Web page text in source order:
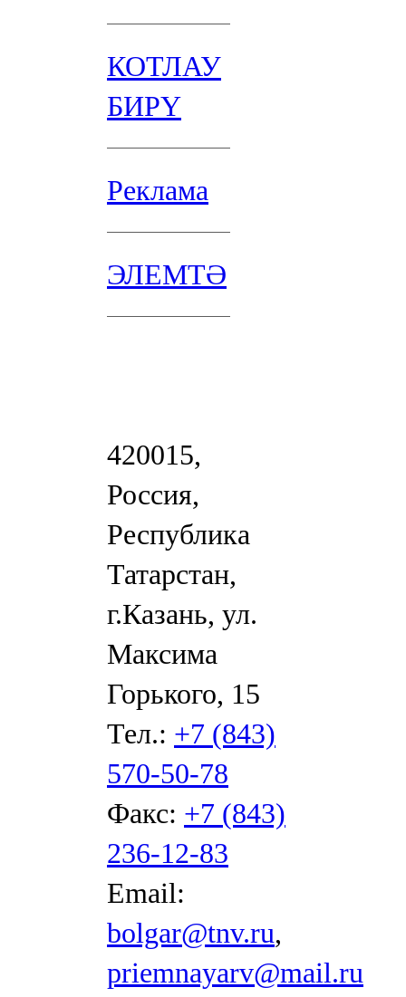
КОТЛАУ
БИРҮ
Реклама
ЭЛЕМТӘ
420015,
Россия,
Республика
Татарстан,
г.Казань, ул.
Максима
Горького, 15
Тел.: +7 (843)
570-50-78
Факс: +7 (843)
236-12-83
Email:
bolgar@tnv.ru,
priemnayarv@mail.ru